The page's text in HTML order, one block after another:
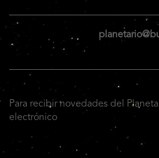
Para recibir novedades del
electrónico